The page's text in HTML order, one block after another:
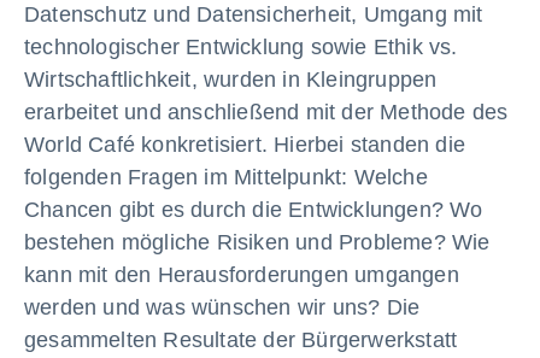
Datenschutz und Datensicherheit, Umgang mit
technologischer Entwicklung sowie Ethik vs.
Wirtschaftlichkeit, wurden in Kleingruppen
erarbeitet und anschließend mit der Methode des
World Café konkretisiert. Hierbei standen die
folgenden Fragen im Mittelpunkt: Welche
Chancen gibt es durch die Entwicklungen? Wo
bestehen mögliche Risiken und Probleme? Wie
kann mit den Herausforderungen umgangen
werden und was wünschen wir uns? Die
gesammelten Resultate der Bürgerwerkstatt